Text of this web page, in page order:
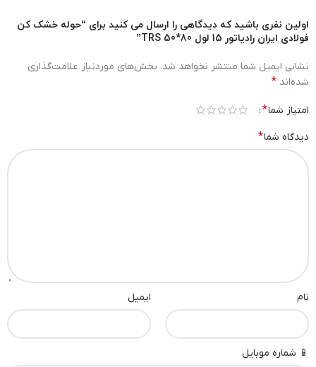
اولین نفری باشید که دیدگاهی را ارسال می کنید برای “حوله خشک کن
فولادی ایران رادیاتور 15 لول 80*50 TRS”
نشانی ایمیل شما منتشر نخواهد شد. بخش‌های موردنیاز علامت‌گذاری
شده‌اند*
امتیاز شما*
دیدگاه شما*
نام ایمیل
📱 شماره موبایل